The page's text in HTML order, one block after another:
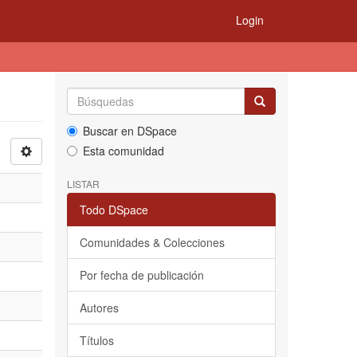
Login
Buscar en DSpace
Esta comunidad
LISTAR
Todo DSpace
Comunidades & Colecciones
Por fecha de publicación
Autores
Títulos